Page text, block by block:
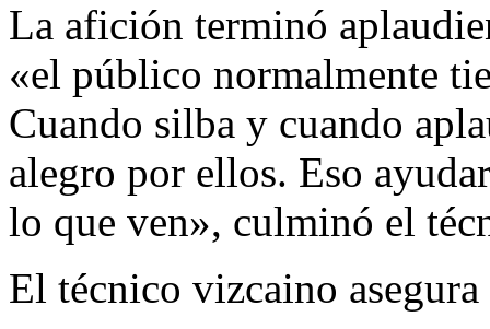
La afición terminó
«el público normalmente
Cuando silba y cuando
alegro por ellos. Eso
lo que ven», culminó el
El técnico vizcaino